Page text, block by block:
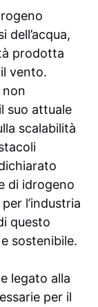
dell’acqua,
prodotta
vento.
non
suo attuale
scalabilità
di idrogeno
l’industria
questo
sostenibile.
legato alla
per il